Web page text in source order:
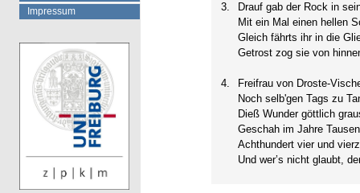
3.
Drauf gab der Rock in
Mit ein Mal einen hellen
Gleich fährts ihr in die
Getrost zog sie von
4.
Freifrau von Droste-
Noch selb'gen Tags zu
Dieß Wunder göttlich
Geschah im Jahre
Achthundert vier und
Und wer’s nicht glaubt,
Impressum